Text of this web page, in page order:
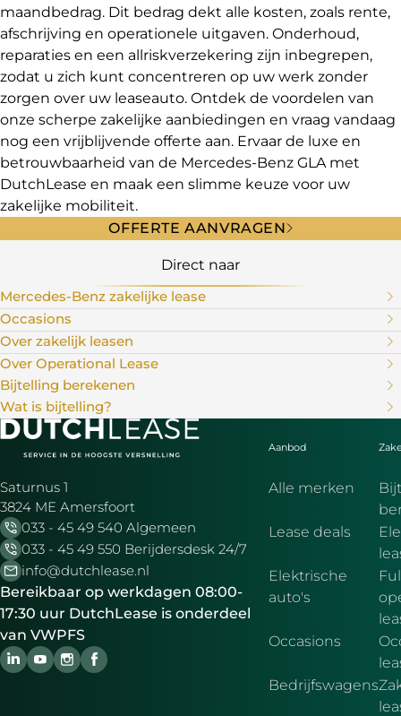
maandbedrag. Dit bedrag dekt alle kosten, zoals rente,
afschrijving en operationele uitgaven. Onderhoud,
reparaties en een allriskverzekering zijn inbegrepen,
zodat u zich kunt concentreren op uw werk zonder
zorgen over uw leaseauto. Ontdek de voordelen van
onze scherpe zakelijke aanbiedingen en vraag vandaag
nog een vrijblijvende offerte aan. Ervaar de luxe en
betrouwbaarheid van de Mercedes-Benz GLA met
DutchLease en maak een slimme keuze voor uw
zakelijke mobiliteit.
OFFERTE AANVRAGEN
Direct naar
Mercedes-Benz zakelijke lease
Occasions
Over zakelijk leasen
Over Operational Lease
Bijtelling berekenen
Wat is bijtelling?
Saturnus 1
3824 ME Amersfoort
033 - 45 49 540 Algemeen
033 - 45 49 550 Berijdersdesk 24/7
info@dutchlease.nl
Bereikbaar op werkdagen 08:00-
17:30 uur DutchLease is onderdeel
van VWPFS
Aanbod
Alle merken
Lease deals
Elektrische
auto's
Occasions
Bedrijfswagens